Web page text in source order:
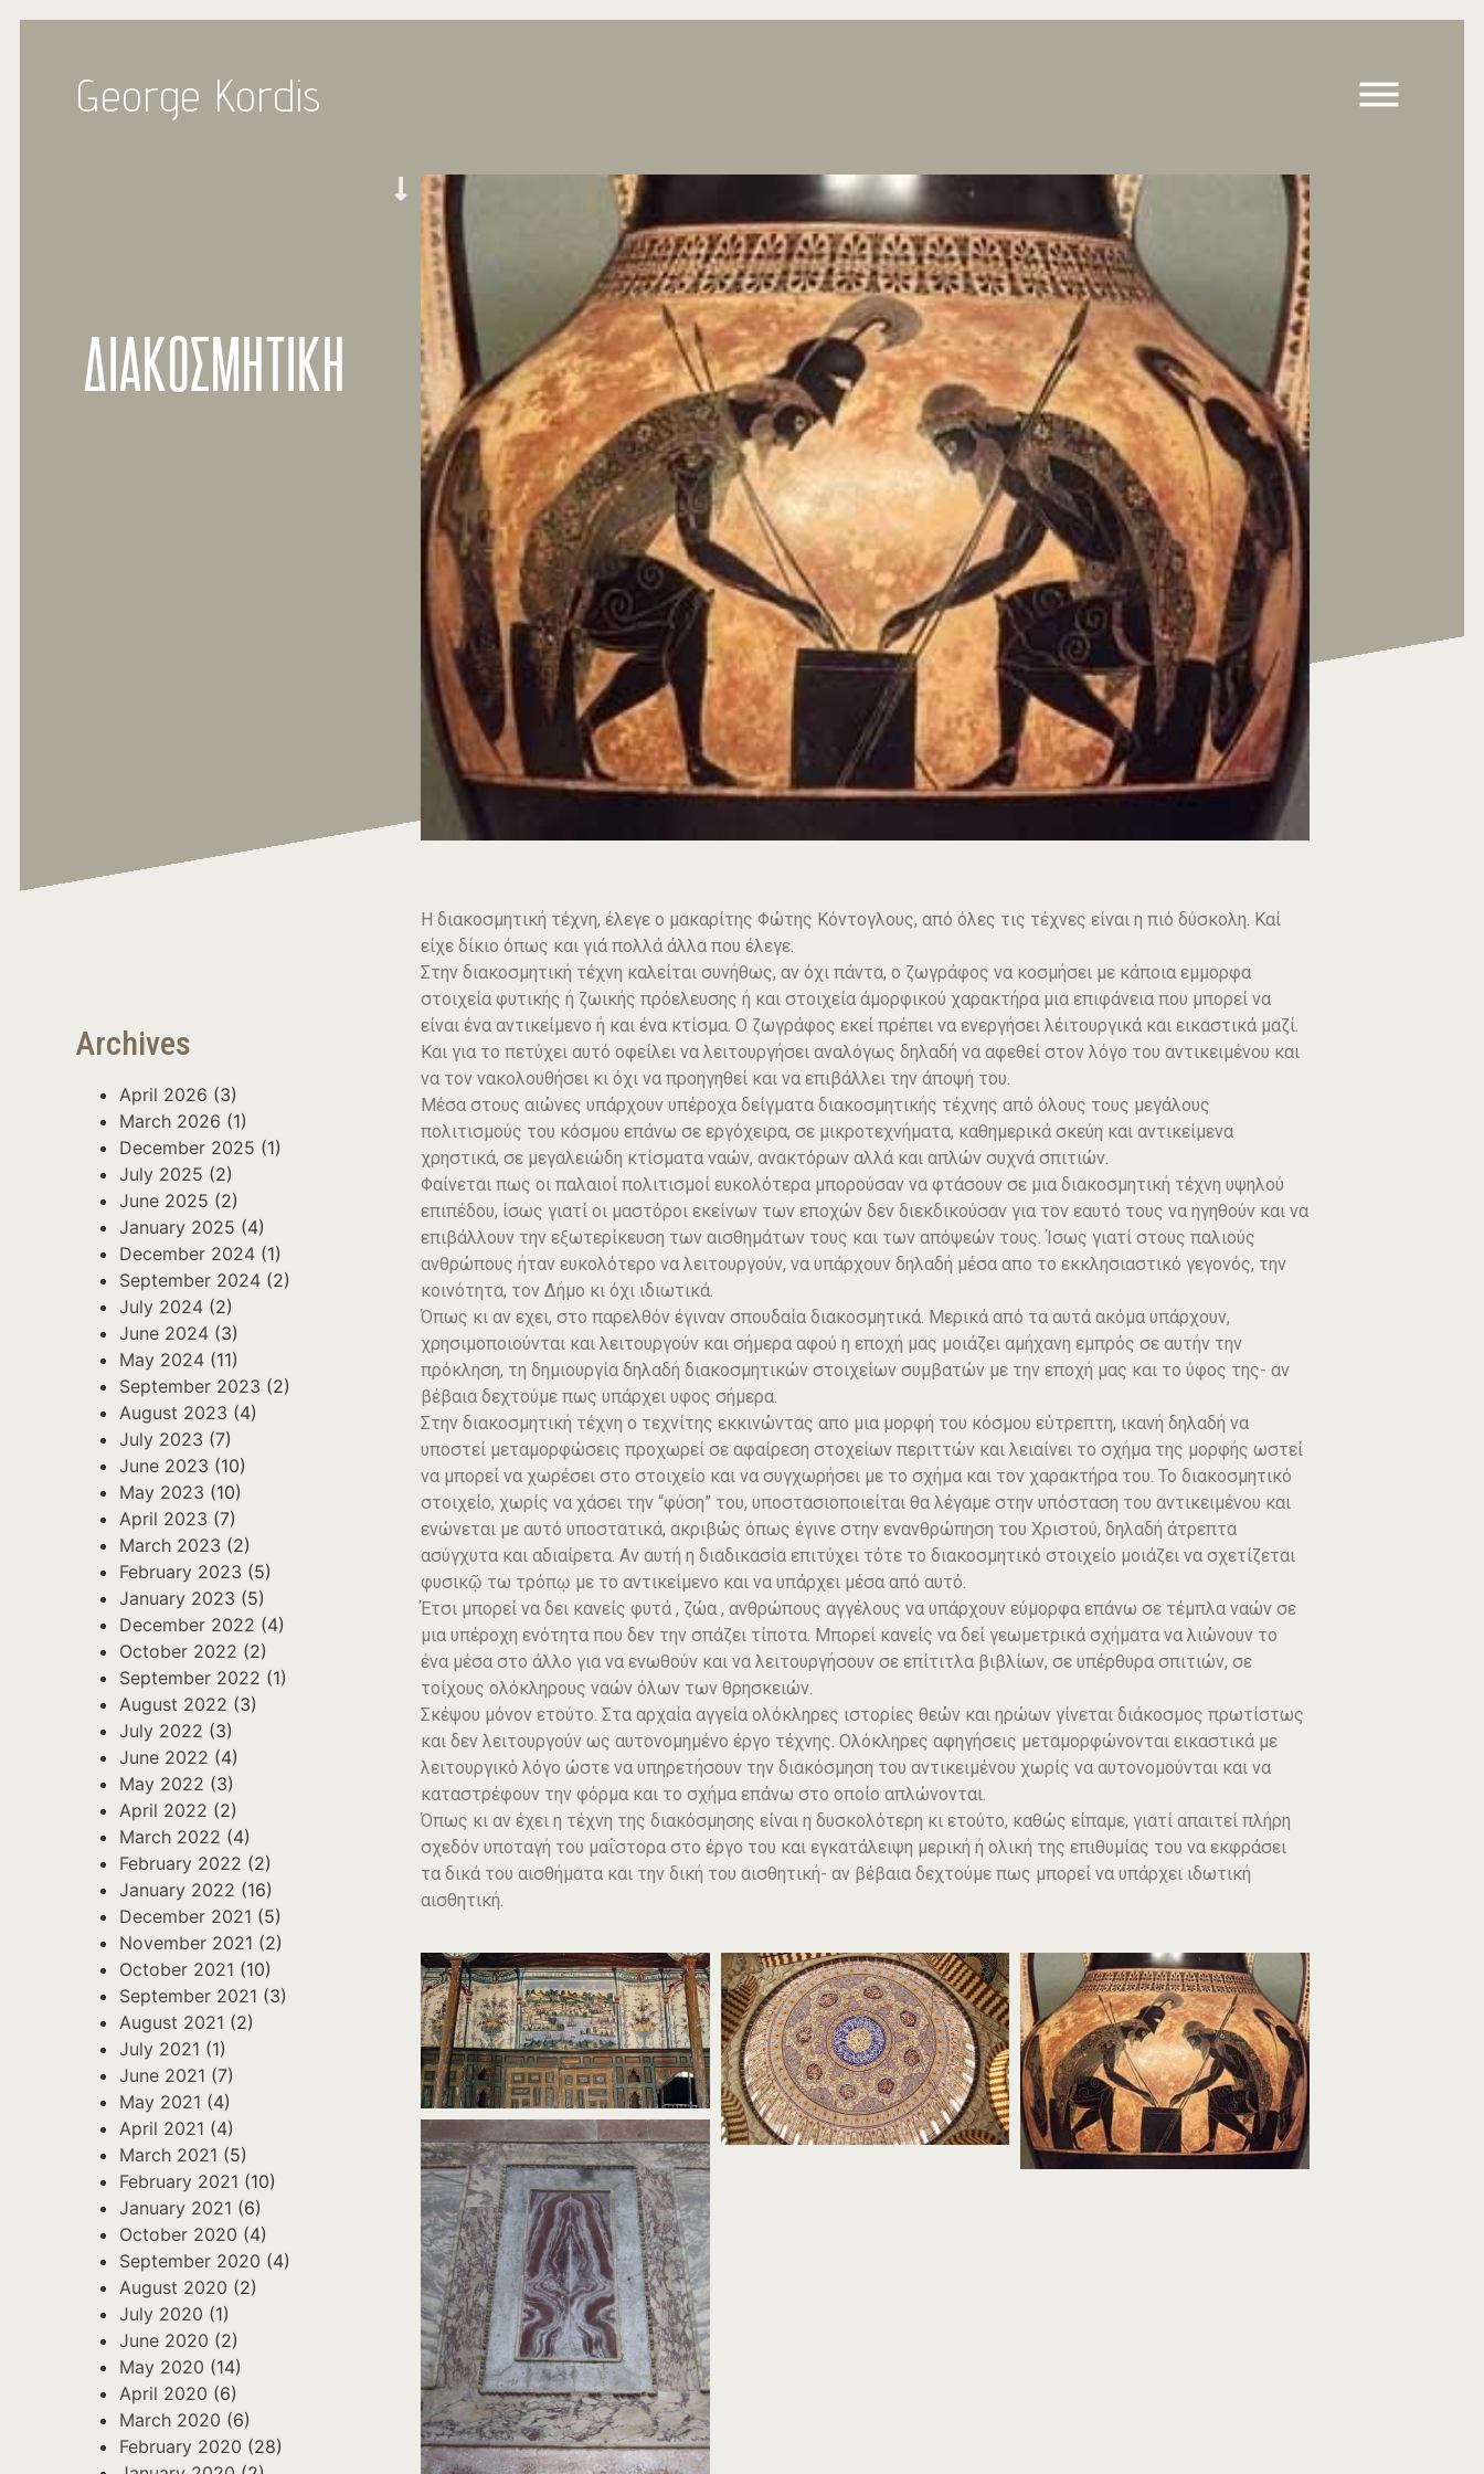
George Kordis
ΔΙΑΚΟΣΜΗΤΙΚΗ
Archives
April 2026 (3)
March 2026 (1)
December 2025 (1)
July 2025 (2)
June 2025 (2)
January 2025 (4)
December 2024 (1)
September 2024 (2)
July 2024 (2)
June 2024 (3)
May 2024 (11)
September 2023 (2)
August 2023 (4)
July 2023 (7)
June 2023 (10)
May 2023 (10)
April 2023 (7)
March 2023 (2)
February 2023 (5)
January 2023 (5)
December 2022 (4)
October 2022 (2)
September 2022 (1)
August 2022 (3)
July 2022 (3)
June 2022 (4)
May 2022 (3)
April 2022 (2)
March 2022 (4)
February 2022 (2)
January 2022 (16)
December 2021 (5)
November 2021 (2)
October 2021 (10)
September 2021 (3)
August 2021 (2)
July 2021 (1)
June 2021 (7)
May 2021 (4)
April 2021 (4)
March 2021 (5)
February 2021 (10)
January 2021 (6)
October 2020 (4)
September 2020 (4)
August 2020 (2)
July 2020 (1)
June 2020 (2)
May 2020 (14)
April 2020 (6)
March 2020 (6)
February 2020 (28)
Η διακοσμητική τέχνη, έλεγε ο μακαρίτης Φώτης Κόντογλους, από όλες τις τέχνες είναι η πιό δύσκολη. Καί
είχε δίκιο όπως και γιά πολλά άλλα που έλεγε.
Στην διακοσμητική τέχνη καλείται συνήθως, αν όχι πάντα, ο ζωγράφος να κοσμήσει με κάποια εμμορφα
στοιχεία φυτικής ή ζωικής πρόελευσης ή και στοιχεία άμορφικού χαρακτήρα μια επιφάνεια που μπορεί να
είναι ένα αντικείμενο ή και ένα κτίσμα. Ο ζωγράφος εκεί πρέπει να ενεργήσει λέιτουργικά και εικαστικά μαζί.
Και για το πετύχει αυτό οφείλει να λειτουργήσει αναλόγως δηλαδή να αφεθεί στον λόγο του αντικειμένου και
να τον νακολουθήσει κι όχι να προηγηθεί και να επιβάλλει την άποψή του.
Μέσα στους αιώνες υπάρχουν υπέροχα δείγματα διακοσμητικής τέχνης από όλους τους μεγάλους
πολιτισμούς του κόσμου επάνω σε εργόχειρα, σε μικροτεχνήματα, καθημερικά σκεύη και αντικείμενα
χρηστικά, σε μεγαλειώδη κτίσματα ναών, ανακτόρων αλλά και απλών συχνά σπιτιών.
Φαίνεται πως οι παλαιοί πολιτισμοί ευκολότερα μπορούσαν να φτάσουν σε μια διακοσμητική τέχνη υψηλού
επιπέδου, ίσως γιατί οι μαστόροι εκείνων των εποχών δεν διεκδικούσαν για τον εαυτό τους να ηγηθούν και να
επιβάλλουν την εξωτερίκευση των αισθημάτων τους και των απόψεών τους. Ίσως γιατί στους παλιούς
ανθρώπους ήταν ευκολότερο να λειτουργούν, να υπάρχουν δηλαδή μέσα απο το εκκλησιαστικό γεγονός, την
κοινότητα, τον Δήμο κι όχι ιδιωτικά.
Όπως κι αν εχει, στο παρελθόν έγιναν σπουδαία διακοσμητικά. Μερικά από τα αυτά ακόμα υπάρχουν,
χρησιμοποιούνται και λειτουργούν και σήμερα αφού η εποχή μας μοιάζει αμήχανη εμπρός σε αυτήν την
πρόκληση, τη δημιουργία δηλαδή διακοσμητικών στοιχείων συμβατών με την εποχή μας και το ύφος της- αν
βέβαια δεχτούμε πως υπάρχει υφος σήμερα.
Στην διακοσμητική τέχνη ο τεχνίτης εκκινώντας απο μια μορφή του κόσμου εὐτρεπτη, ικανή δηλαδή να
υποστεί μεταμορφώσεις προχωρεί σε αφαίρεση στοχείων περιττών και λειαίνει το σχήμα της μορφής ωστεί
να μπορεί να χωρέσει στο στοιχείο και να συγχωρήσει με το σχήμα και τον χαρακτήρα του. Το διακοσμητικό
στοιχείο, χωρίς να χάσει την “φύση” του, υποστασιοποιείται θα λέγαμε στην υπόσταση του αντικειμένου και
ενώνεται με αυτό υποστατικά, ακριβώς όπως έγινε στην ενανθρώπηση του Χριστού, δηλαδή άτρεπτα
ασύγχυτα και αδιαίρετα. Αν αυτή η διαδικασία επιτύχει τότε το διακοσμητικό στοιχείο μοιάζει να σχετίζεται
φυσικῷ τω τρόπῳ με το αντικείμενο και να υπάρχει μέσα από αυτό.
Έτσι μπορεί να δει κανείς φυτά , ζώα , ανθρώπους αγγέλους να υπάρχουν εύμορφα επάνω σε τέμπλα ναών σε
μια υπέροχη ενότητα που δεν την σπάζει τίποτα. Μπορεί κανείς να δεί γεωμετρικά σχήματα να λιώνουν το
ένα μέσα στο άλλο για να ενωθούν και να λειτουργήσουν σε επίτιτλα βιβλίων, σε υπέρθυρα σπιτιών, σε
τοίχους ολόκληρους ναών όλων των θρησκειών.
Σκέψου μόνον ετούτο. Στα αρχαία αγγεία ολόκληρες ιστορίες θεών και ηρώων γίνεται διάκοσμος πρωτίστως
και δεν λειτουργούν ως αυτονομημένο έργο τέχνης. Ολόκληρες αφηγήσεις μεταμορφώνονται εικαστικά με
λειτουργικὀ λόγο ώστε να υπηρετήσουν την διακόσμηση του αντικειμένου χωρίς να αυτονομούνται και να
καταστρέφουν την φόρμα και το σχήμα επάνω στο οποίο απλώνονται.
Όπως κι αν έχει η τέχνη της διακόσμησης είναι η δυσκολότερη κι ετούτο, καθώς είπαμε, γιατί απαιτεί πλήρη
σχεδόν υποταγή του μαΐστορα στο έργο του και εγκατάλειψη μερική ή ολική της επιθυμίας του να εκφράσει
τα δικά του αισθήματα και την δική του αισθητική- αν βέβαια δεχτούμε πως μπορεί να υπάρχει ιδωτική
αισθητική.